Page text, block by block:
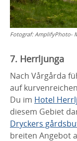
Fotograf: AmplifyPhoto-
7. Herrljunga
Nach Vårgårda
auf
Du im Hotel
diesem Gebiet
Dryckers
breiten Angebot